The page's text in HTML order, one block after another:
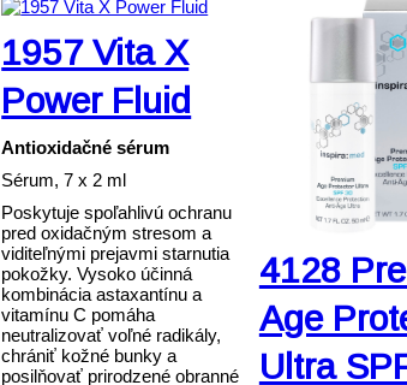
1957 Vita X
Power Fluid
Antioxidačné sérum
Sérum, 7 x 2 ml
Poskytuje spoľahlivú ochranu
pred oxidačným stresom a
viditeľnými prejavmi starnutia
pokožky. Vysoko účinná
kombinácia astaxantínu a
vitamínu C pomáha
neutralizovať voľné radikály,
chrániť kožné bunky a
posilňovať prirodzené obranné
4128
Age
Ultra